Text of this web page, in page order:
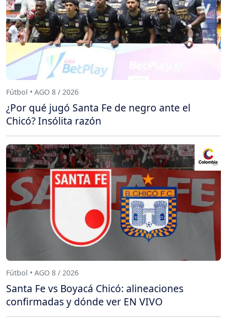
Fútbol • AGO 8 / 2026
¿Por qué jugó Santa Fe de negro ante el
Chicó? Insólita razón
Fútbol • AGO 8 / 2026
Santa Fe vs Boyacá Chicó: alineaciones
confirmadas y dónde ver EN VIVO